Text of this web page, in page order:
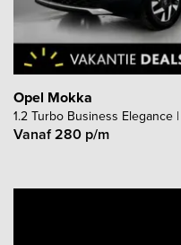
Opel Mokka
1.2 Turbo Business Elegance
Vanaf 280 p/m